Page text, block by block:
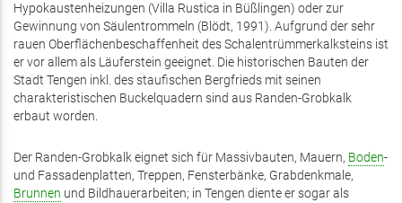
Hypokaustenheizungen (Villa Rustica in Büßlingen) oder zur
Gewinnung von Säulentrommeln (Blödt, 1991). Aufgrund der sehr
rauen Oberflächenbeschaffenheit des Schalentrümmerkalksteins ist
er vor allem als Läuferstein geeignet. Die historischen Bauten der
Stadt Tengen inkl. des staufischen Bergfrieds mit seinen
charakteristischen Buckelquadern sind aus Randen-Grobkalk
erbaut worden.
Der Randen-Grobkalk eignet sich für Massivbauten, Mauern, Boden-
und Fassadenplatten, Treppen, Fensterbänke, Grabdenkmale,
Brunnen und Bildhauerarbeiten; in Tengen diente er sogar als